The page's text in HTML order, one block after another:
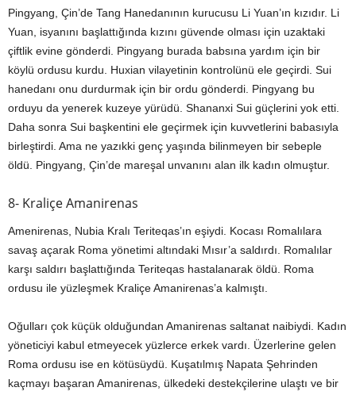
Pingyang, Çin’de Tang Hanedanının kurucusu Li Yuan’ın kızıdır. Li
Yuan, isyanını başlattığında kızını güvende olması için uzaktaki
çiftlik evine gönderdi. Pingyang burada babsına yardım için bir
köylü ordusu kurdu. Huxian vilayetinin kontrolünü ele geçirdi. Sui
hanedanı onu durdurmak için bir ordu gönderdi. Pingyang bu
orduyu da yenerek kuzeye yürüdü. Shananxi Sui güçlerini yok etti.
Daha sonra Sui başkentini ele geçirmek için kuvvetlerini babasıyla
birleştirdi. Ama ne yazıkki genç yaşında bilinmeyen bir sebeple
öldü. Pingyang, Çin’de mareşal unvanını alan ilk kadın olmuştur.
8- Kraliçe Amanirenas
Amenirenas, Nubia Kralı Teriteqas’ın eşiydi. Kocası Romalılara
savaş açarak Roma yönetimi altındaki Mısır’a saldırdı. Romalılar
karşı saldırı başlattığında Teriteqas hastalanarak öldü. Roma
ordusu ile yüzleşmek Kraliçe Amanirenas’a kalmıştı.
Oğulları çok küçük olduğundan Amanirenas saltanat naibiydi. Kadın
yöneticiyi kabul etmeyecek yüzlerce erkek vardı. Üzerlerine gelen
Roma ordusu ise en kötüsüydü. Kuşatılmış Napata Şehrinden
kaçmayı başaran Amanirenas, ülkedeki destekçilerine ulaştı ve bir